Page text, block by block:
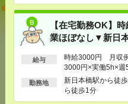
【在宅勤務OK】
業ほぼなし▼新日
給与
時給3000円 月収
3000円×実働5h×
を保証するもので
与即受取りサービ
勤務地
新日本橋駅から徒
ら徒歩1分
【オープニング募集】お
いも仕事の1つ[派遣]
[給 与] 無資格未経験：時給
[交通費]交通費全額支給